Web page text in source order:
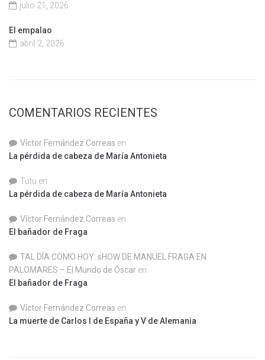
julio 21, 2026
El empalao
abril 2, 2026
COMENTARIOS RECIENTES
Víctor Fernández Correas en
La pérdida de cabeza de María Antonieta
Tutu en
La pérdida de cabeza de María Antonieta
Víctor Fernández Correas en
El bañador de Fraga
TAL DÍA COMO HOY: sHOW DE MANUEL FRAGA EN
PALOMARES – El Mundo de Óscar en
El bañador de Fraga
Víctor Fernández Correas en
La muerte de Carlos I de España y V de Alemania